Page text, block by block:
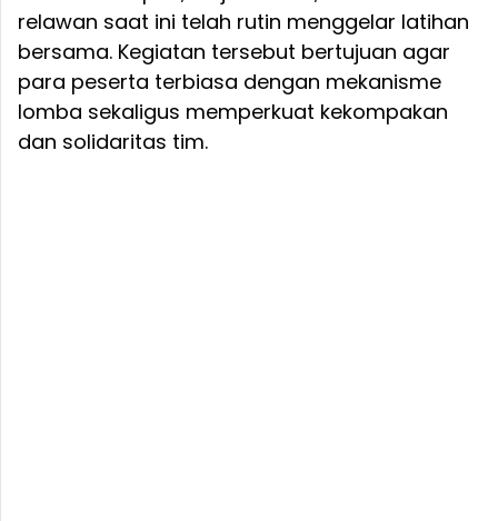
relawan saat ini telah rutin menggelar latihan
bersama. Kegiatan tersebut bertujuan agar
para peserta terbiasa dengan mekanisme
lomba sekaligus memperkuat kekompakan
dan solidaritas tim.